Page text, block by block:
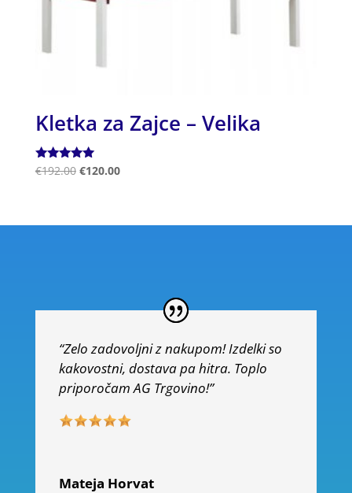
Kletka za Zajce – Velika
Ocenjeno
€192.00 €120.00
“Zelo zadovoljni z nakupom! Izdelki so
kakovostni, dostava pa hitra. Toplo
priporočam AG Trgovino!”
Mateja Horvat